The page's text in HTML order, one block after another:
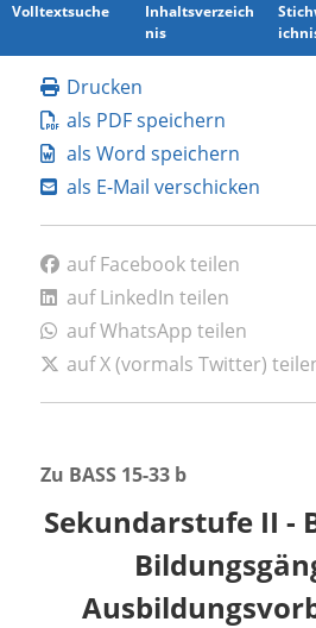
Volltextsuche
Inhaltsverzeich
nis
Drucken
als PDF speichern
als Word speichern
als E-Mail verschicken
auf Facebook teilen
auf LinkedIn teilen
auf WhatsApp teilen
auf X (vormals Twitter)
Zu BASS 15-33 b
Sekundarstufe II -